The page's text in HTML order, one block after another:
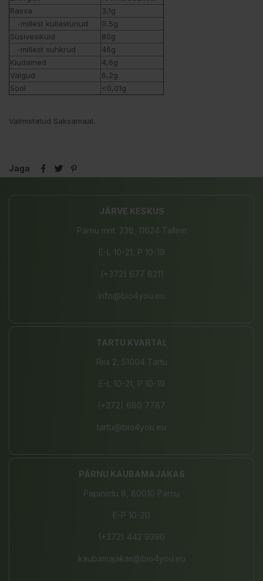
Rasva
3,1g
-millest küllastunud
0,5g
Süsivesikuid
80g
-millest suhkrud
46g
Kiudained
4,6g
Valgud
6,2g
Sool
<0,01g
Valmistatud Saksamaal.
Jaga
JÄRVE KESKUS
Pärnu mnt. 238, 11624 Tallinn
E-L 10-21, P 10-19
(+372) 677 8211
info@bio4you.eu
TARTU KVARTAL
Riia 2, 51004 Tartu
E-L 10-21, P 10-19
(+372) 680 7787
tartu@bio4you.eu
PÄRNU KAUBAMAJAKAS
Papiniidu 8, 80010 Pärnu
E-P 10-20
(+372) 442 9390
kaubamajakas@bio4you.eu